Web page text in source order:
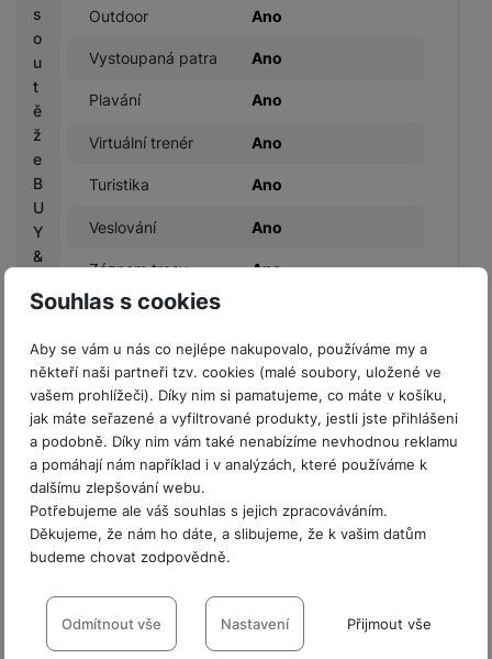
Souhlas s cookies
Aby se vám u nás co nejlépe nakupovalo, používáme my a
někteří naši partneři tzv. cookies (malé soubory, uložené ve
vašem prohlížeči). Díky nim si pamatujeme, co máte v košíku,
jak máte seřazené a vyfiltrované produkty, jestli jste přihlášeni
a podobně. Díky nim vám také nenabízíme nevhodnou reklamu
a pomáhají nám například i v analýzách, které používáme k
dalšímu zlepšování webu.
Potřebujeme ale váš souhlas s jejich zpracováváním.
Děkujeme, že nám ho dáte, a slibujeme, že k vašim datům
budeme chovat zodpovědně.
Nastavení souhlasů s kategoriemi
cookies
Odmítnout vše Nastavení Přijmout vše
s
o
u
t
ě
ž
e
B
U
Y
&
L
Outdoor Ano
Vystoupaná patra Ano
Plavání Ano
Virtuální trenér Ano
Turistika Ano
Veslování Ano
Záznam trasy Ano
ŘEMÍNEK
Barva řemínku Černá
Materiál řemínku
Vyměnitelný řemínek Ano
ZDRAVOTNÍ FUNKCE